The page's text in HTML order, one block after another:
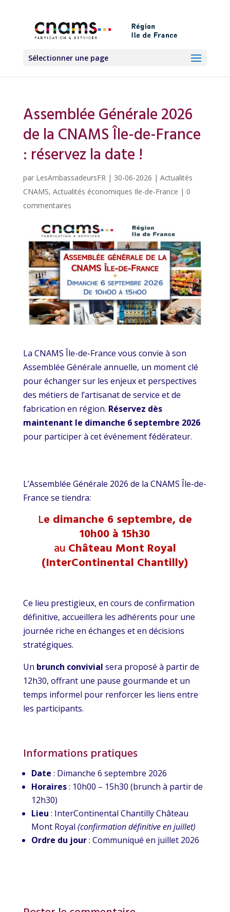
Sélectionner une page
Assemblée Générale 2026
de la CNAMS Île-de-France
: réservez la date !
par LesAmbassadeursFR| 30-06-2026 | Actualités
CNAMS, Actualités économiques Ile-de-France | 0
commentaires
La CNAMS Île-de-France vous convie à son
Assemblée Générale annuelle, un moment clé
pour échanger sur les enjeux et perspectives
des métiers de l’artisanat de service et de
fabrication en région. Réservez dès
maintenant le dimanche 6 septembre 2026
pour participer à cet événement fédérateur.
L’Assemblée Générale 2026 de la CNAMS Île-de-
France se tiendra:
Le dimanche 6 septembre, de
10h00 à 15h30
au Château Mont Royal
(InterContinental Chantilly)
Ce lieu prestigieux, en cours de confirmation
définitive, accueillera les adhérents pour une
journée riche en échanges et en décisions
stratégiques.
Un brunch convivial sera proposé à partir de
12h30, offrant une pause gourmande et un
temps informel pour renforcer les liens entre
les participants.
Informations pratiques
Date : Dimanche 6 septembre 2026
Horaires: 10h00 – 15h30 (brunch à partir de
12h30)
Lieu : InterContinental Chantilly Château
Mont Royal (confirmation définitive en juillet)
Ordre du jour: Communiqué en juillet 2026